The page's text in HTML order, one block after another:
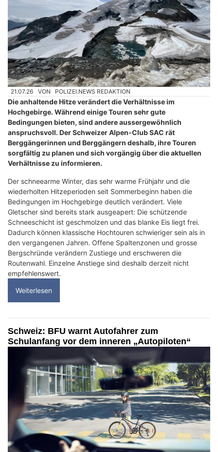
21.07.26 VON POLIZEI.NEWS REDAKTION
Die anhaltende Hitze verändert die Verhältnisse im
Hochgebirge. Während einige Touren sehr gute
Bedingungen bieten, sind andere aussergewöhnlich
anspruchsvoll. Der Schweizer Alpen-Club SAC rät
Berggängerinnen und Berggängern deshalb, ihre Touren
sorgfältig zu planen und sich vorgängig über die aktuellen
Verhältnisse zu informieren.
Der schneearme Winter, das sehr warme Frühjahr und die
wiederholten Hitzeperioden seit Sommerbeginn haben die
Bedingungen im Hochgebirge deutlich verändert. Viele
Gletscher sind bereits stark ausgeapert: Die schützende
Schneeschicht ist geschmolzen und das blanke Eis liegt frei.
Dadurch können klassische Hochtouren schwieriger sein als in
den vergangenen Jahren. Offene Spaltenzonen und grosse
Bergschründe verändern Zustiege und erschweren die
Routenwahl. Einzelne Anstiege sind deshalb derzeit nicht
empfehlenswert.
Weiterlesen
Schweiz: BFU warnt Autofahrer zum
Schulanfang vor dem inneren „Autopiloten“